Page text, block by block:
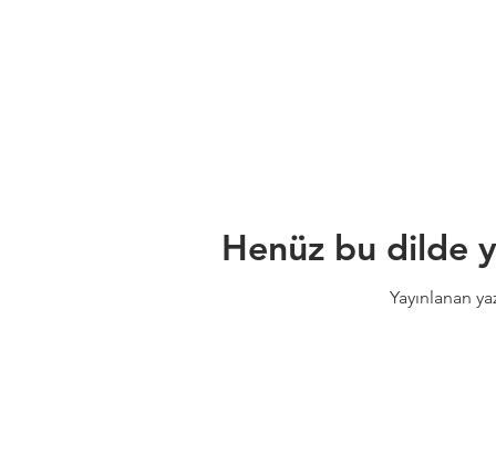
Henüz bu dilde
Yayınlanan